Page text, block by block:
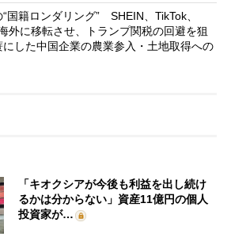
国籍ロンダリング” SHEIN、TikTok、
外に移転させ、トランプ関税の回避を狙
した中国企業の農業参入・土地取得への
「キオクシアが今後も利益を出し続け
るかは分からない」資産11億円の個人
投資家が…